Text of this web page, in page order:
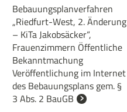
Bebauungsplanverfahren
„Riedfurt-West, 2. Änderung
– KiTa Jakobsäcker“,
Frauenzimmern Öffentliche
Bekanntmachung
Veröffentlichung im Internet
des Bebauungsplans gem. §
3 Abs. 2 BauGB